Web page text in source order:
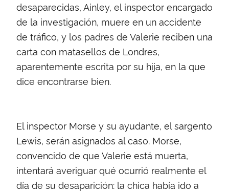
desaparecidas, Ainley, el inspector encargado
de la investigación, muere en un accidente
de tráfico, y los padres de Valerie reciben una
carta con matasellos de Londres,
aparentemente escrita por su hija, en la que
dice encontrarse bien.
El inspector Morse y su ayudante, el sargento
Lewis, serán asignados al caso. Morse,
convencido de que Valerie está muerta,
intentará averiguar qué ocurrió realmente el
día de su desaparición: la chica había ido a